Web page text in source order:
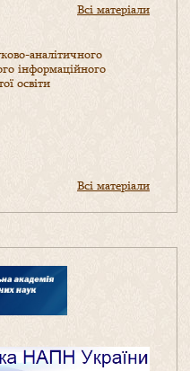
Всі матеріали
аналітичного
інформаційного
освіти
Всі матеріали